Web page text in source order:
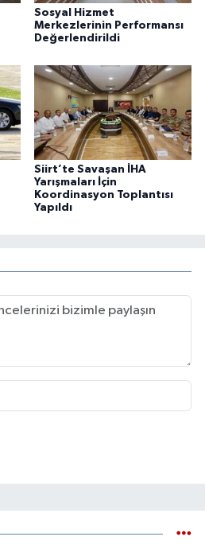
Sosyal Hizmet
Merkezlerinin Performansı
Değerlendirildi
Siirt’te Savaşan İHA
Yarışmaları İçin
Koordinasyon Toplantısı
Yapıldı